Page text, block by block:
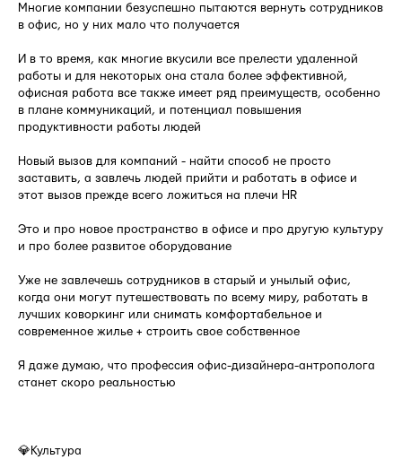
Многие компании безуспешно пытаются вернуть сотрудников
в офис, но у них мало что получается
И в то время, как многие вкусили все прелести удаленной
работы и для некоторых она стала более эффективной,
офисная работа все также имеет ряд преимуществ, особенно
в плане коммуникаций, и потенциал повышения
продуктивности работы людей
Новый вызов для компаний - найти способ не просто
заставить, а завлечь людей прийти и работать в офисе и
этот вызов прежде всего ложиться на плечи HR
Это и про новое пространство в офисе и про другую культуру
и про более развитое оборудование
Уже не завлечешь сотрудников в старый и унылый офис,
когда они могут путешествовать по всему миру, работать в
лучших коворкинг или снимать комфортабельное и
современное жилье + строить свое собственное
Я даже думаю, что профессия офис-дизайнера-антрополога
станет скоро реальностью
💎Культура